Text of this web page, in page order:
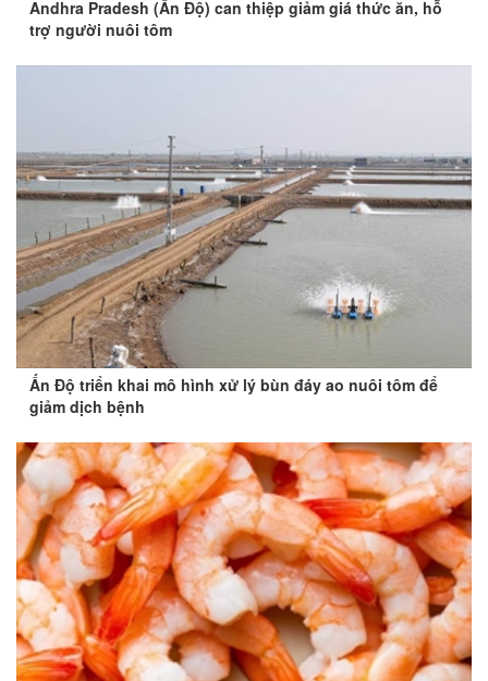
Andhra Pradesh (Ấn Độ) can thiệp giảm giá thức ăn, hỗ
trợ người nuôi tôm
Ấn Độ triển khai mô hình xử lý bùn đáy ao nuôi tôm để
giảm dịch bệnh